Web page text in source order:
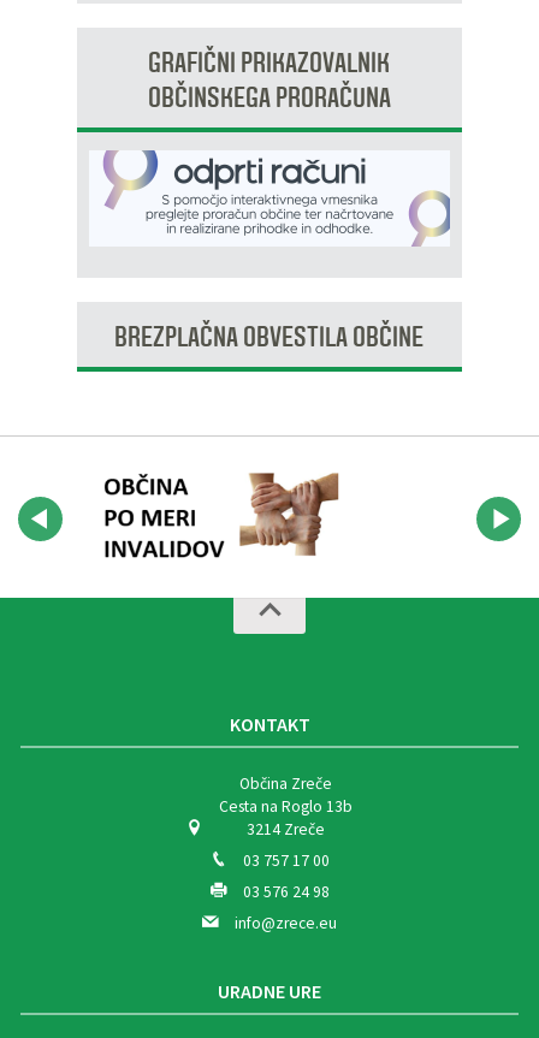
GRAFIČNI PRIKAZOVALNIK
OBČINSKEGA PRORAČUNA
BREZPLAČNA OBVESTILA OBČINE
KONTAKT
Občina Zreče
Cesta na Roglo 13b
3214 Zreče
03 757 17 00
03 576 24 98
info@zrece.eu
URADNE URE